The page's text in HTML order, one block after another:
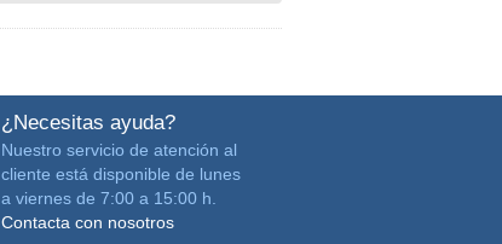
¿Necesitas ayuda?
Nuestro servicio de atención al
cliente está disponible de lunes
a viernes de 7:00 a 15:00 h.
Contacta con nosotros